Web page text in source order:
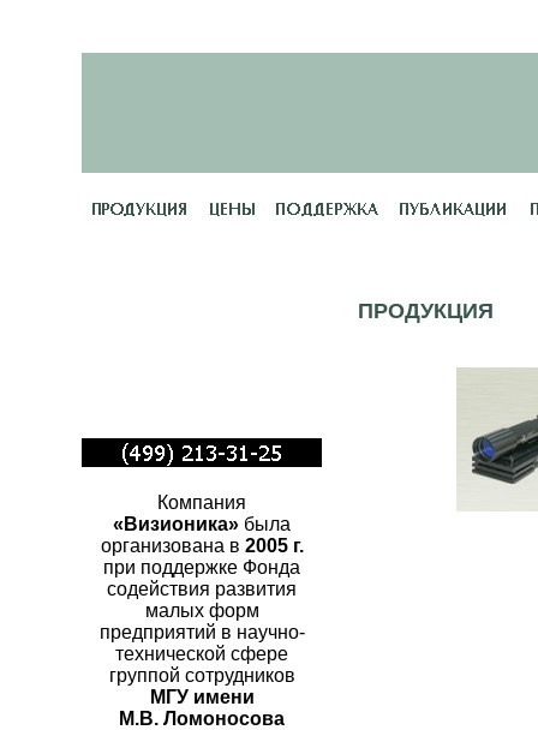
Компания
«Визионика» была
организована в 2005 г.
при поддержке Фонда
содействия развития
малых форм
предприятий в научно-
технической сфере
группой сотрудников
МГУ имени
М.В. Ломоносова
ПРОДУКЦИЯ